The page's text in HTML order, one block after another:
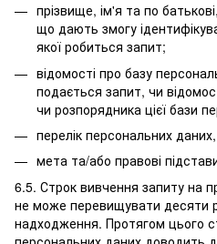
прізвище, ім'я та по
що дають змогу
якої робиться запит;
відомості про базу
подається запит, чи
чи розпорядника цієї бази
перелік персональних
мета та/або правові
6.5. Строк вивчення запиту на
не може перевищувати десяти
надходження. Протягом цього